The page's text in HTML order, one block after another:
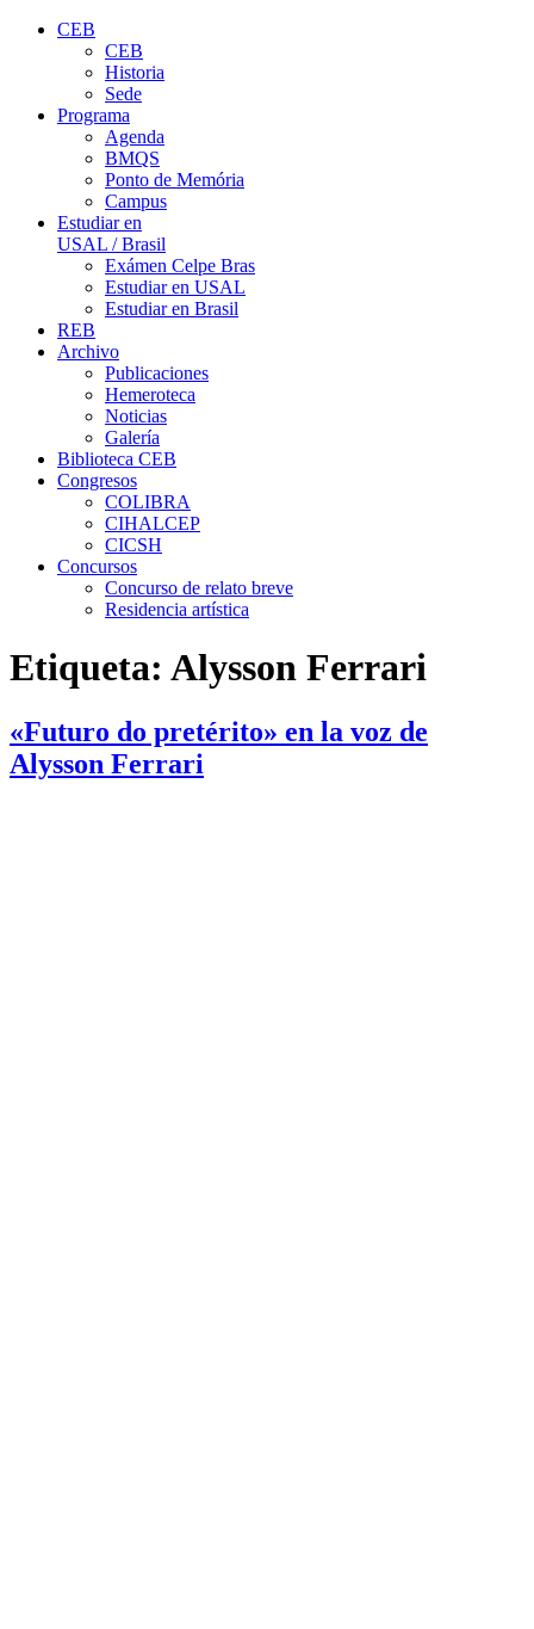
CEB
CEB
Historia
Sede
Programa
Agenda
BMQS
Ponto de Memória
Campus
Estudiar en
USAL / Brasil
Exámen Celpe Bras
Estudiar en USAL
Estudiar en Brasil
REB
Archivo
Publicaciones
Hemeroteca
Noticias
Galería
Biblioteca CEB
Congresos
COLIBRA
CIHALCEP
CICSH
Concursos
Concurso de relato breve
Residencia artística
Etiqueta: Alysson Ferrari
«Futuro do pretérito» en la voz de
Alysson Ferrari